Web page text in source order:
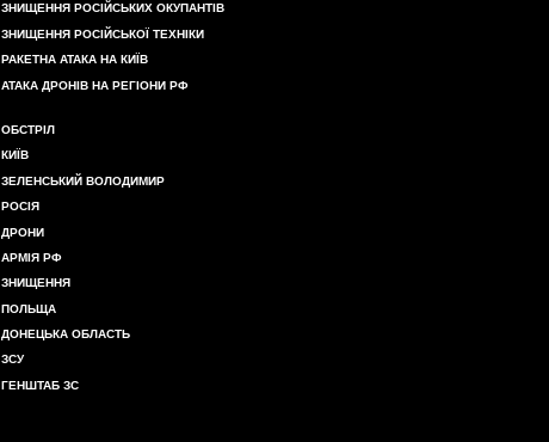
ЗНИЩЕННЯ РОСІЙСЬКИХ ОКУПАНТІВ
ЗНИЩЕННЯ РОСІЙСЬКОЇ ТЕХНІКИ
РАКЕТНА АТАКА НА КИЇВ
АТАКА ДРОНІВ НА РЕГІОНИ РФ
ОБСТРІЛ
КИЇВ
ЗЕЛЕНСЬКИЙ ВОЛОДИМИР
РОСІЯ
ДРОНИ
АРМІЯ РФ
ЗНИЩЕННЯ
ПОЛЬЩА
ДОНЕЦЬКА ОБЛАСТЬ
ЗСУ
ГЕНШТАБ ЗС